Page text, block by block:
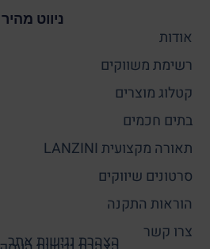
ניווט מהיר
אודות
רשימת משווקים
קטלוג מוצרים
בתים חכמים
תאורה מקצועית LANZINI
סרטונים שיווקים
הוראות התקנה
צרו קשר
הצהרת נגישות אתר